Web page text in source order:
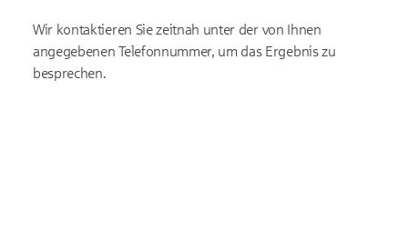
Wir kontaktieren Sie zeitnah unter der von Ihnen
angegebenen Telefonnummer, um das Ergebnis zu
besprechen.